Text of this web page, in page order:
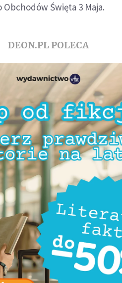
Święta 3 Maja.
DEON.PL POLECA